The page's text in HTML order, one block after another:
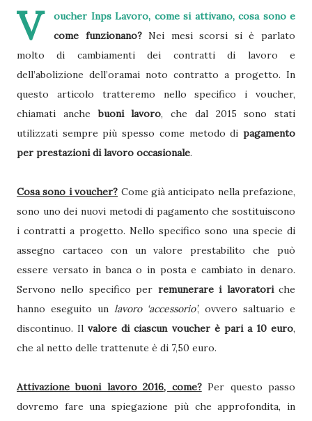
V
oucher Inps Lavoro, come si attivano, cosa sono e
come funzionano?Nei mesi scorsi si è parlato
molto di cambiamenti dei contratti di lavoro e
dell’abolizione dell’oramai noto contratto a progetto. In
questo articolo tratteremo nello specifico i voucher,
chiamati anchebuoni lavoro, che dal 2015 sono stati
utilizzati sempre più spesso come metodo di pagamento
per prestazioni di lavoro occasionale.
Cosa sono i voucher? Come già anticipato nella prefazione,
sono uno dei nuovi metodi di pagamento che sostituiscono
i contratti a progetto. Nello specifico sono una specie di
assegno cartaceo con un valore prestabilito che può
essere versato in banca o in posta e cambiato in denaro.
Servono nello specifico per remunerare i lavoratoriche
hanno eseguito un lavoro ‘accessorio’, ovvero saltuario e
discontinuo. Ilvalore di ciascun voucher è pari a 10 euro,
che al netto delle trattenute è di 7,50 euro.
Attivazione buoni lavoro 2016, come?Per questo passo
dovremo fare una spiegazione più che approfondita, in